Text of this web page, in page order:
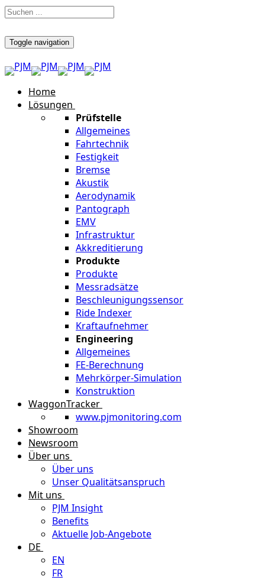
Toggle navigation
Home
Lösungen
Prüfstelle
Allgemeines
Fahrtechnik
Festigkeit
Bremse
Akustik
Aerodynamik
Pantograph
EMV
Infrastruktur
Akkreditierung
Produkte
Produkte
Messradsätze
Beschleunigungssensor
Ride Indexer
Kraftaufnehmer
Engineering
Allgemeines
FE-Berechnung
Mehrkörper-Simulation
Konstruktion
WaggonTracker
www.pjmonitoring.com
Showroom
Newsroom
Über uns
Über uns
Unser Qualitätsanspruch
Mit uns
PJM Insight
Benefits
Aktuelle Job-Angebote
DE
EN
FR